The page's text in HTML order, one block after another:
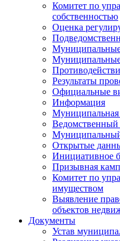
Комитет по
собственностью
Оценка
Результаты
Официальные
Информация
Муниципальная
Ведомственный
Открытые
Инициативное
Призывная
Комитет по
имуществом
Выявление
объектов
Документы
Устав